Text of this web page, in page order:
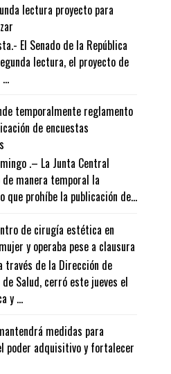
lectura proyecto para
El Senado de la República
lectura, el proyecto de
temporalmente reglamento
de encuestas
.– La Junta Central
de manera temporal la
que prohíbe la publicación de...
de cirugía estética en
y operaba pese a clausura
través de la Dirección de
Salud, cerró este jueves el
y ...
medidas para
poder adquisitivo y fortalecer